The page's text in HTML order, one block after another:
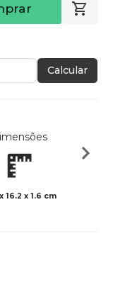
Calcular
16.2 x 1.6 cm